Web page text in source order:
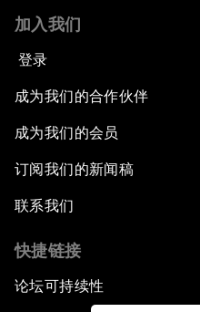
加入我们
登录
成为我们的合作伙伴
成为我们的会员
订阅我们的新闻稿
联系我们
快捷链接
论坛可持续性